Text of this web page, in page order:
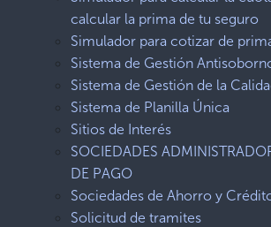
calcular la prima de tu seguro
Simulador para cotizar de
Sistema de Gestión
Sistema de Gestión de la
Sistema de Planilla Única
Sitios de Interés
SOCIEDADES
DE PAGO
Sociedades de Ahorro y
Solicitud de tramites